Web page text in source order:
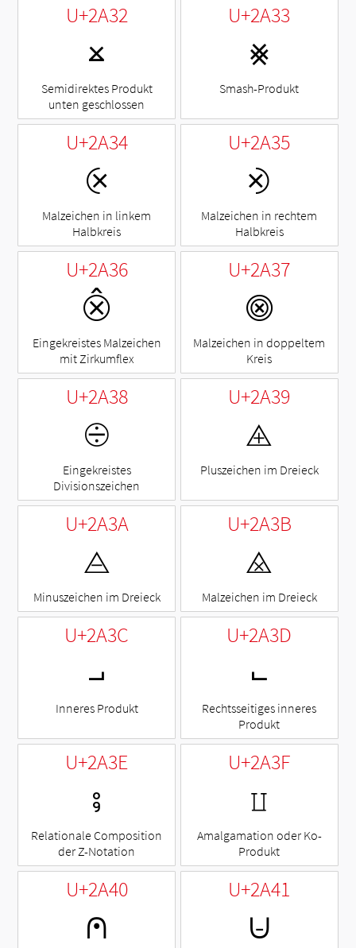
U+2A32
⨲
Semidirektes Produkt
unten geschlossen
U+2A33
⨳
Smash-Produkt
U+2A34
⨴
Malzeichen in linkem
Halbkreis
U+2A35
⨵
Malzeichen in rechtem
Halbkreis
U+2A36
⨶
Eingekreistes Malzeichen
mit Zirkumflex
U+2A37
⨷
Malzeichen in doppeltem
Kreis
U+2A38
⨸
Eingekreistes
Divisionszeichen
U+2A39
⨹
Pluszeichen im Dreieck
U+2A3A
⨺
Minuszeichen im Dreieck
U+2A3B
⨻
Malzeichen im Dreieck
U+2A3C
⨼
Inneres Produkt
U+2A3D
⨽
Rechtsseitiges inneres
Produkt
U+2A3E
⨾
Relationale Composition
der Z-Notation
U+2A3F
⨿
Amalgamation oder Ko-
Produkt
U+2A40
⩀
U+2A41
⩁